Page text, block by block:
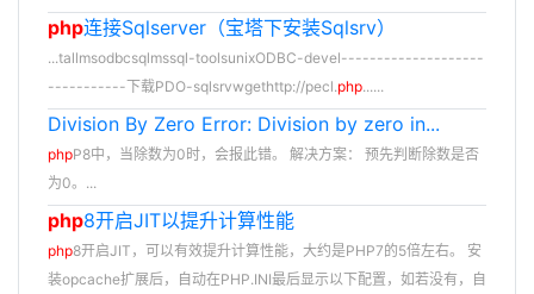
php连接Sqlserver（宝塔下安装Sqlsrv）
...tallmsodbcsqlmssql-toolsunixODBC-devel--------------------
-----------下载PDO-sqlsrvwgethttp://pecl.php......
Division By Zero Error: Division by zero in...
phpP8中，当除数为0时，会报此错。 解决方案： 预先判断除数是否
为0。...
php8开启JIT以提升计算性能
php8开启JIT，可以有效提升计算性能，大约是PHP7的5倍左右。 安
装opcache扩展后，自动在PHP.INI最后显示以下配置，如若没有，自